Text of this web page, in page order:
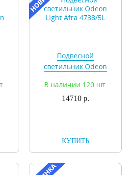
Подвесной
светильник Odeon
В наличии 120 шт.
14710 р.
КУПИТЬ